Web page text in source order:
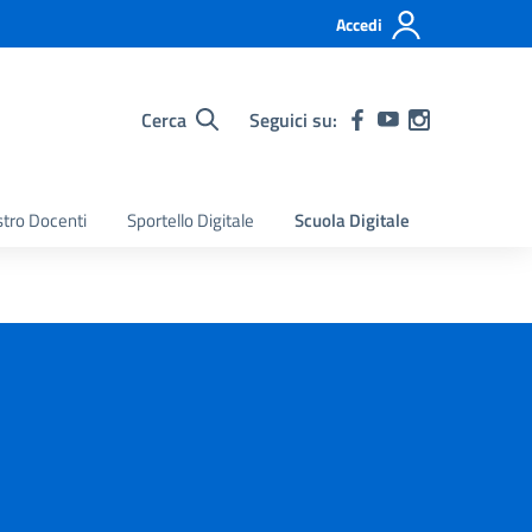
Accedi
Cerca Seguici su:
Docenti Sportello Digitale Scuola Digitale